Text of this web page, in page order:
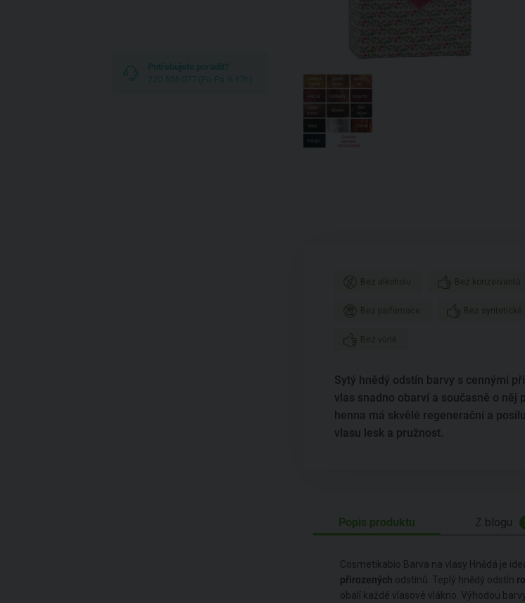
Bez alkoholu Bez konzervantů
Bez parfemace Bez syntetické
Bez vůně
Sytý hnědý odstín barvy s cennými
vlas snadno obarví a současně o něj
henna má skvělé regenerační a
vlasu lesk a pružnost.
Popis produktu Z blogu
Cosmetikabio Barva na vlasy Hnědá je
přirozených odstínů. Teplý hnědý odstín
obalí každé vlasové vlákno. Výhodou